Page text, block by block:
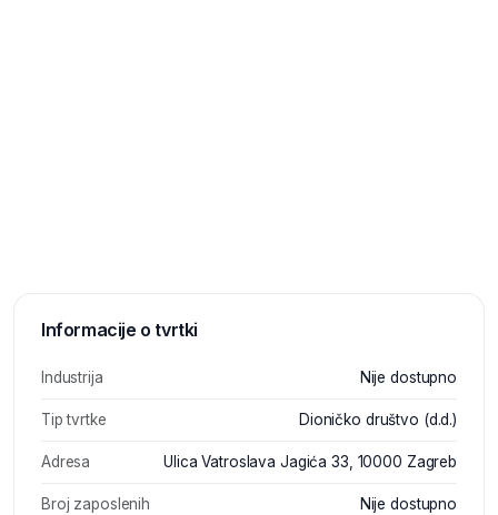
Informacije o tvrtki
Industrija Nije dostupno
Tip tvrtke Dioničko društvo (d.d.)
Adresa Ulica Vatroslava Jagića 33, 10000 Zagreb
Broj zaposlenih Nije dostupno